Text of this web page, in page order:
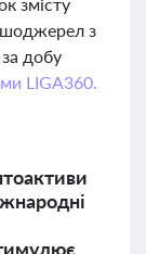
з
добу
LIGA360.